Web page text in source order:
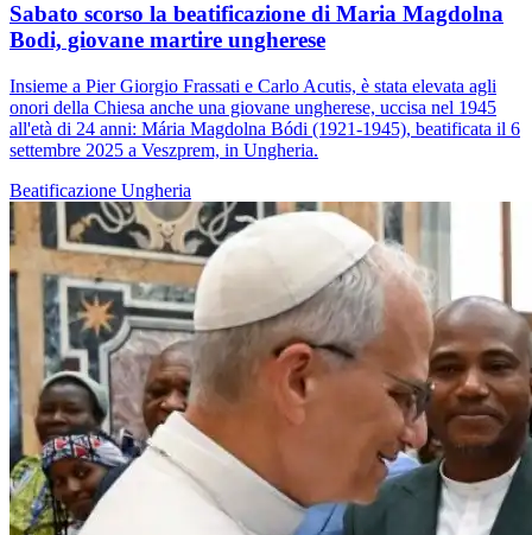
Sabato scorso la beatificazione di Maria Magdolna
Bodi, giovane martire ungherese
Insieme a Pier Giorgio Frassati e Carlo Acutis, è stata elevata agli
onori della Chiesa anche una giovane ungherese, uccisa nel 1945
all'età di 24 anni: Mária Magdolna Bódi (1921-1945), beatificata il 6
settembre 2025 a Veszprem, in Ungheria.
Beatificazione Ungheria